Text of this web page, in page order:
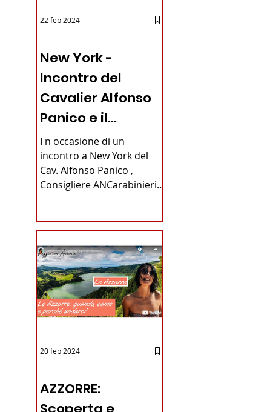
New York -
Incontro del
Cavalier Alfonso
Panico e il
Generale dei
Carabinieri
Fabrizio Parrulli
I n occasione di un
incontro a New York del
Cav. Alfonso Panico ,
Consigliere ANCarabinieri
22 feb 2024
AZZORRE:
20 feb 2024